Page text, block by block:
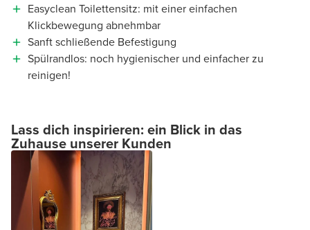
Easyclean Toilettensitz: mit einer einfachen
Klickbewegung abnehmbar
Sanft schließende Befestigung
Spülrandlos: noch hygienischer und einfacher zu
reinigen!
Lass dich inspirieren: ein Blick in das
Zuhause unserer Kunden